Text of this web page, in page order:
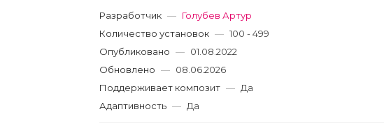
Разработчик — Голубев Артур
Количество установок — 100 - 499
Опубликовано — 01.08.2022
Обновлено — 08.06.2026
Поддерживает композит — Да
Адаптивность — Да